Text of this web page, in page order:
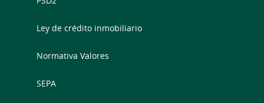
Ley de crédito inmobiliario
Normativa Valores
SEPA